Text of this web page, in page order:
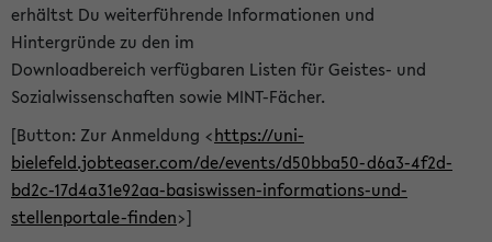
erhältst Du weiterführende Informationen und
Hintergründe zu den im
Downloadbereich verfügbaren Listen für Geistes- und
Sozialwissenschaften sowie MINT-Fächer.
[Button: Zur Anmeldung <https://uni-
bielefeld.jobteaser.com/de/events/d50bba50-d6a3-4f2d-
bd2c-17d4a31e92aa-basiswissen-informations-und-
stellenportale-finden>]